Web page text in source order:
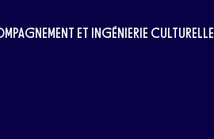
ET INGÉNIERIE CULTURELLE